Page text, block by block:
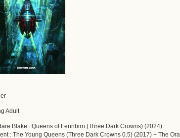
Adult
Blake : Queens of Fennbirn (Three Dark Crowns) (2024)
: The Young Queens (Three Dark Crowns 0.5) (2017) + The